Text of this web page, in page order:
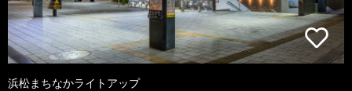
浜松まちなかライトアップ